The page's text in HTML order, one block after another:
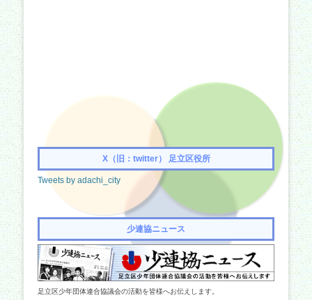
X（旧：twitter） 足立区役所
Tweets by adachi_city
少連協ニュース
足立区少年団体連合協議会の活動を皆様へお伝えします。